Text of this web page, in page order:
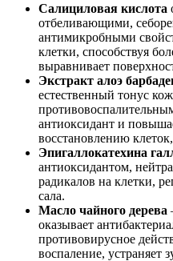
Салициловая кислота
отбеливающими,
антимикробными
клетки, способствуя
выравнивает
Экстракт алоэ
естественный тонус
антиоксидант и
восстановлению
Эпигаллокатехина
антиоксидантом,
радикалов на клетки,
сала.
Масло чайного дерева
оказывает
противовирусное
воспаление, устраняет